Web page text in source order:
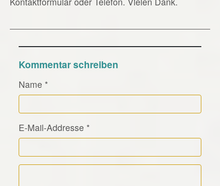
Kommentar schreiben
Name *
E-Mail-Addresse *
Kommentar Text